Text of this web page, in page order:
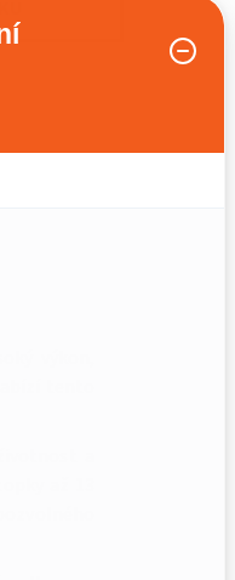
výkon,
tento
a
až 13